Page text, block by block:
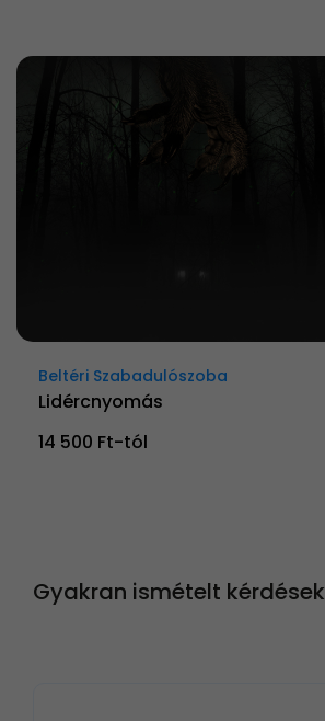
Beltéri Szabadulószoba
Lidércnyomás
14 500 Ft-tól
Gyakran ismételt kérdések